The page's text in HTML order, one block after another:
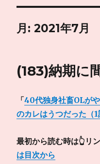
月:2021年7月
(183)納期に
「40代独身社畜OLが
のカレはうつだった（1
最初から読む時は👆リ
は目次から